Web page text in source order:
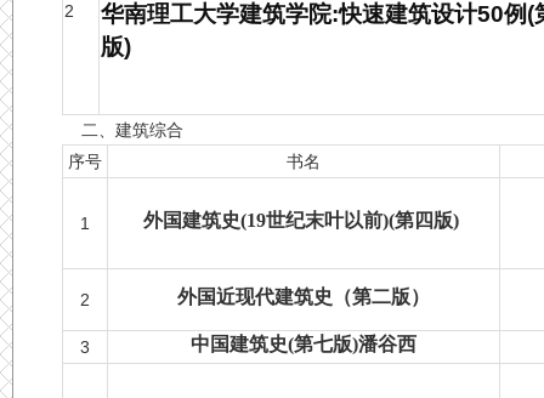
2
华南理工大学建筑学院:快速建筑设计50例(
版)
二、建筑综合
序号
书名
1 外国建筑史(19世纪末叶以前)(第四版)
2 外国近现代建筑史（第二版）
3 中国建筑史(第七版)潘谷西